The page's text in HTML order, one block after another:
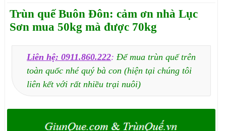
Trùn quế Buôn Đôn: cảm ơn nhà Lục
Sơn mua 50kg mà được 70kg
Liên hệ: 0911.860.222:Để mua trùn quế trên
toàn quốc nhé quý bà con (hiện tại chúng tôi
liên kết với rất nhiều trại nuôi)